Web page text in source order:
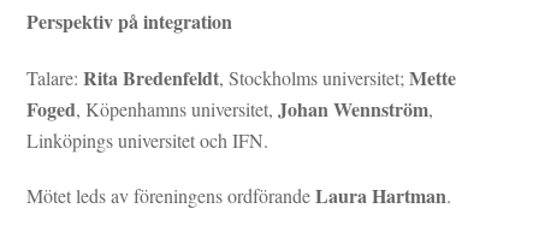
Perspektiv på integration
Talare:Rita Bredenfeldt, Stockholms universitet;Mette
Foged, Köpenhamns universitet,Johan Wennström,
Linköpings universitet och IFN.
Mötet leds av föreningens ordförandeLaura Hartman.